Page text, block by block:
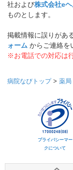
社および株式会社e
ものとします。
掲載情報に誤りがあ
ォーム からご連絡を
※お電話での対応は
病院なびトップ> 薬局
プライバシーマー
クについて